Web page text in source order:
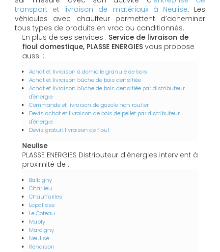
transport et livraison de matériaux à Neulise. Les
véhicules avec chauffeur permettent d’acheminer
tous types de produits en vrac ou conditionnés.
En plus de ses services : Service de livraison de
fioul domestique, PLASSE ENERGIES vous propose
aussi :
Achat et livraison à domicile granulé de bois
Achat et livraison bûche de bois densifiée
Achat et livraison bûche de bois densifiée par distributeur
d'énergie
Commande et livraison de gazole non routier
Devis achat et livraison de bois de pellet par distributeur
d'énergie
Devis gratuit livraison de fioul
Neulise
PLASSE ENERGIES Distributeur d'énergies intervient à
proximité de :
Balbigny
Charlieu
Chauffailles
Lapalisse
Le Coteau
Mably
Marcigny
Neulise
Renaison